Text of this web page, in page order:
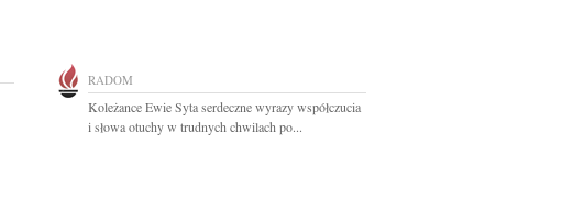
RADOM
Koleżance Ewie Syta serdeczne wyrazy współczucia
i słowa otuchy w trudnych chwilach po...